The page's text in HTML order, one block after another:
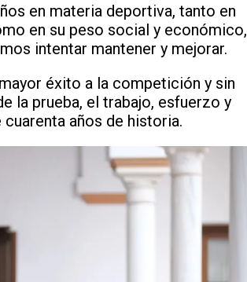
en materia deportiva, tanto en
en su peso social y económico,
intentar mantener y mejorar.
éxito a la competición y sin
la prueba, el trabajo, esfuerzo y
años de historia.